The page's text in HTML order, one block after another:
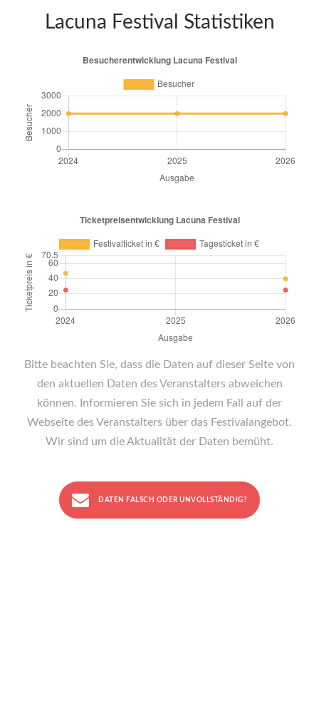
Lacuna Festival Statistiken
Bitte beachten Sie, dass die Daten auf dieser Seite von
den aktuellen Daten des Veranstalters abweichen
können. Informieren Sie sich in jedem Fall auf der
Webseite des Veranstalters über das Festivalangebot.
Wir sind um die Aktualität der Daten bemüht.
DATEN FALSCH ODER UNVOLLSTÄNDIG?